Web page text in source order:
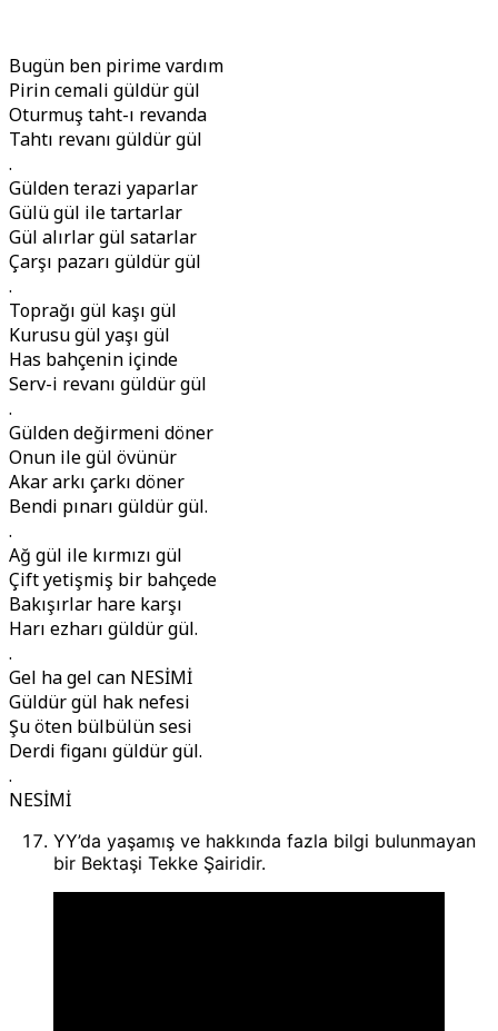
Bugün ben pirime vardım
Pirin cemali güldür gül
Oturmuş taht-ı revanda
Tahtı revanı güldür gül
.
Gülden terazi yaparlar
Gülü gül ile tartarlar
Gül alırlar gül satarlar
Çarşı pazarı güldür gül
.
Toprağı gül kaşı gül
Kurusu gül yaşı gül
Has bahçenin içinde
Serv-i revanı güldür gül
.
Gülden değirmeni döner
Onun ile gül övünür
Akar arkı çarkı döner
Bendi pınarı güldür gül.
.
Ağ gül ile kırmızı gül
Çift yetişmiş bir bahçede
Bakışırlar hare karşı
Harı ezharı güldür gül.
.
Gel ha gel can NESİMİ
Güldür gül hak nefesi
Şu öten bülbülün sesi
Derdi figanı güldür gül.
.
NESİMİ
YY’da yaşamış ve hakkında fazla bilgi bulunmayan
bir Bektaşi Tekke Şairidir.